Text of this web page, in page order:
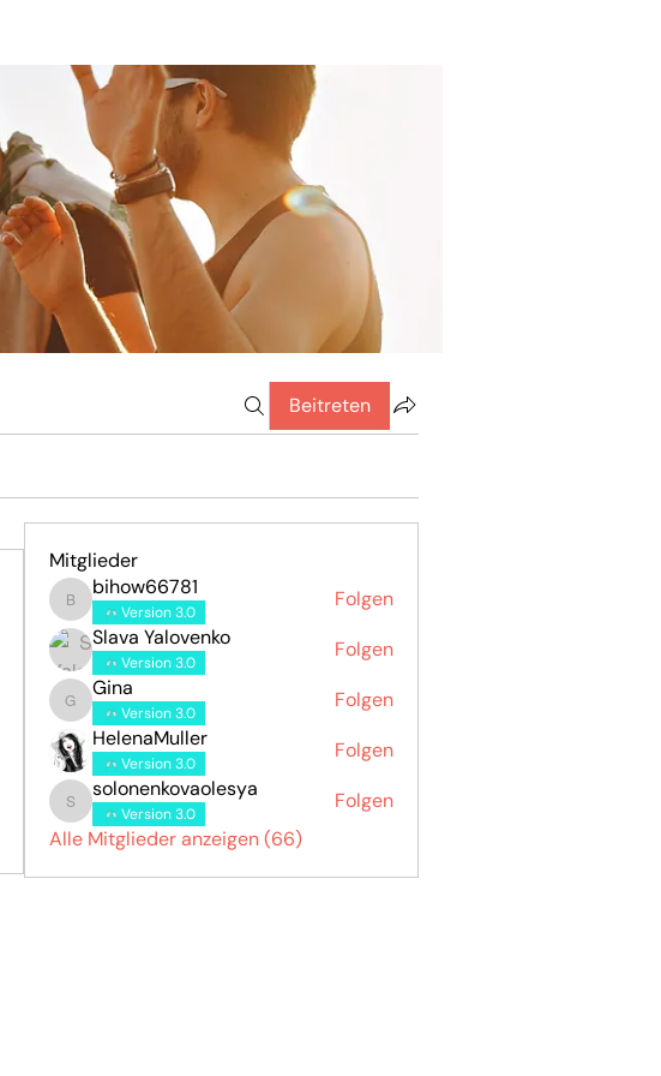
Beitreten
Mitglieder
bihow66781
bihow66781
Version 3.0
Folgen
Slava Yalovenko
Version 3.0
Folgen
Gina
Gina
Version 3.0
Folgen
HelenaMuller
Version 3.0
Folgen
solonenkovaolesya
solonenkovaolesya
Version 3.0
Folgen
Alle Mitglieder anzeigen (66)